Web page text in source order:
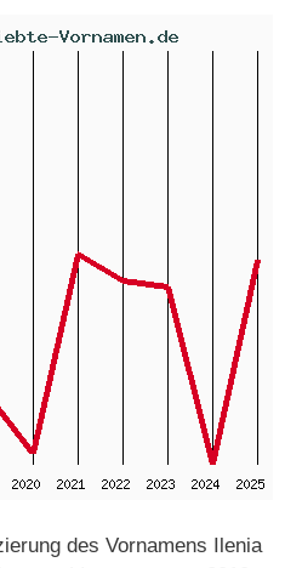
des Vornamens Ilenia